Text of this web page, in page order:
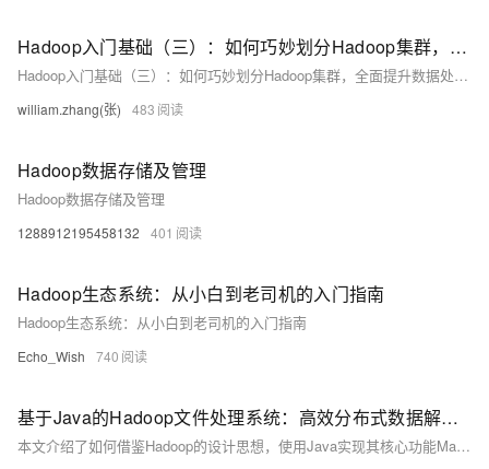
Hadoop入门基础（三）：如何巧妙划分Hadoop集群，全面提升数据处理性能？
Hadoop入门基础（三）：如何巧妙划分Hadoop集群，全面提升数据处理性能？
william.zhang(张) 483
Hadoop数据存储及管理
Hadoop数据存储及管理
1288912195458132 401
Hadoop生态系统：从小白到老司机的入门指南
Hadoop生态系统：从小白到老司机的入门指南
Echo_Wish 740
基于Java的Hadoop文件处理系统：高效分布式数据解析与存储
本文介绍了如何借鉴Hadoop的设计思想，使用Java实现其核心功能MapReduce，解决海量数据处理问题。通过类比图书馆管理系统，详细解释了Hadoop的两大组件：HDFS（分布式文件系统）和MapReduce（分布式计算模型）。具体实现了单词统计任务，并扩展支持CSV和JSON格式的数据解析。为了提升性能，引入了Combiner减少中间数据传输，以及自定义Partitioner解决数据倾斜问题。最后总结了Hadoop在大数据处理中的重要性，鼓励Java开发者学习Hadoop以拓展技术边界。